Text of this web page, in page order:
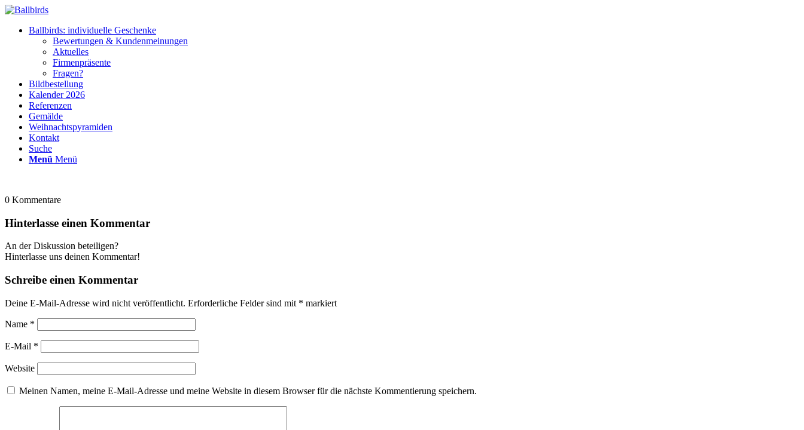
Ballbirds: individuelle Geschenke
Bewertungen & Kundenmeinungen
Aktuelles
Firmenpräsente
Fragen?
Bildbestellung
Kalender 2026
Referenzen
Gemälde
Weihnachtspyramiden
Kontakt
Suche
Menü Menü
0 Kommentare
Hinterlasse einen Kommentar
An der Diskussion beteiligen?
Hinterlasse uns deinen Kommentar!
Schreibe einen Kommentar
Deine E-Mail-Adresse wird nicht veröffentlicht. Erforderliche Felder sind mit * markiert
Name *
E-Mail *
Website
Meinen Namen, meine E-Mail-Adresse und meine Website in diesem Browser für die nächste Kommentierung speichern.